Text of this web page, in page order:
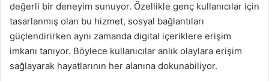
değerli bir deneyim sunuyor. Özellikle genç kullanıcılar için
tasarlanmış olan bu hizmet, sosyal bağlantıları
güçlendirirken aynı zamanda digital içeriklere erişim
imkanı tanıyor. Böylece kullanıcılar anlık olaylara erişim
sağlayarak hayatlarının her alanına dokunabiliyor.